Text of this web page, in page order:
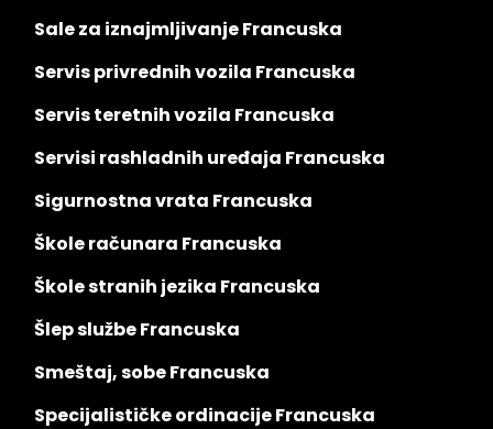
Sale za iznajmljivanje Francuska
Servis privrednih vozila Francuska
Servis teretnih vozila Francuska
Servisi rashladnih uređaja Francuska
Sigurnostna vrata Francuska
Škole računara Francuska
Škole stranih jezika Francuska
Šlep službe Francuska
Smeštaj, sobe Francuska
Specijalističke ordinacije Francuska